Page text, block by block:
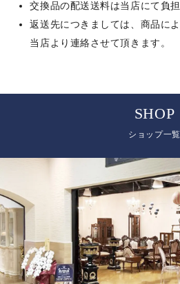
交換品の配送送料は当店にて負
返送先につきましては、商品に
当店より連絡させて頂きます。
SHOP
ショップ一覧